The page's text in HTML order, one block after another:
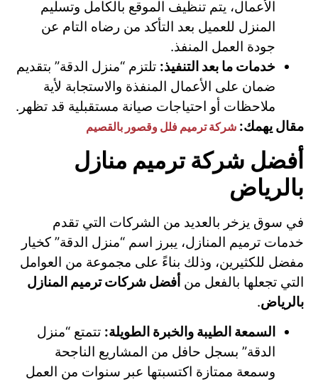
الأعمال، يتم تنظيف الموقع بالكامل وتسليم
المنزل للعميل بعد التأكد من رضاه التام عن
جودة العمل المنفذ.
خدمات ما بعد التنفيذ: تلتزم “منزل الدقة” بتقديم
ضمان على الأعمال المنفذة والاستجابة لأية
ملاحظات أو احتياجات صيانة مستقبلية قد تظهر.
مقال يهمك: شركة ترميم فلل وقصور بالقصيم
أفضل شركة ترميم منازل
بالرياض
في سوق يزخر بالعديد من الشركات التي تقدم
خدمات ترميم المنازل، يبرز اسم “منزل الدقة” كخيار
مفضل للكثيرين، وذلك بناءً على مجموعة من العوامل
التي تجعلها بالفعل من أفضل شركات ترميم المنازل
بالرياض.
السمعة الطيبة والخبرة الطويلة: تتمتع “منزل
الدقة” بسجل حافل من المشاريع الناجحة
وسمعة ممتازة اكتسبتها عبر سنوات من العمل